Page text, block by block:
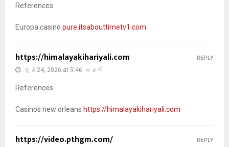
References:
Europa casino pure.itsabouttimetv1.com
https://himalayakihariyali.com
ဇွန် 24, 2026 at 5:46 မနက်
References:
Casinos new orleans https://himalayakihariyali.com
REPLY
https://video.pthgm.com/ REPLY